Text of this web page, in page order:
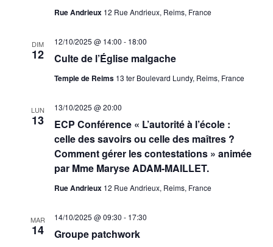
Rue Andrieux 12 Rue Andrieux, Reims, France
DIM
12 Culte de l’Église malgache
12/10/2025 @ 14:00 - 18:00
Temple de Reims 13 ter Boulevard Lundy, Reims, France
LUN
13
ECP Conférence « L’autorité à l’école :
celle des savoirs ou celle des maîtres ?
Comment gérer les contestations » animée
par Mme Maryse ADAM-MAILLET.
13/10/2025 @ 20:00
Rue Andrieux 12 Rue Andrieux, Reims, France
MAR
14 Groupe patchwork
14/10/2025 @ 09:30 - 17:30